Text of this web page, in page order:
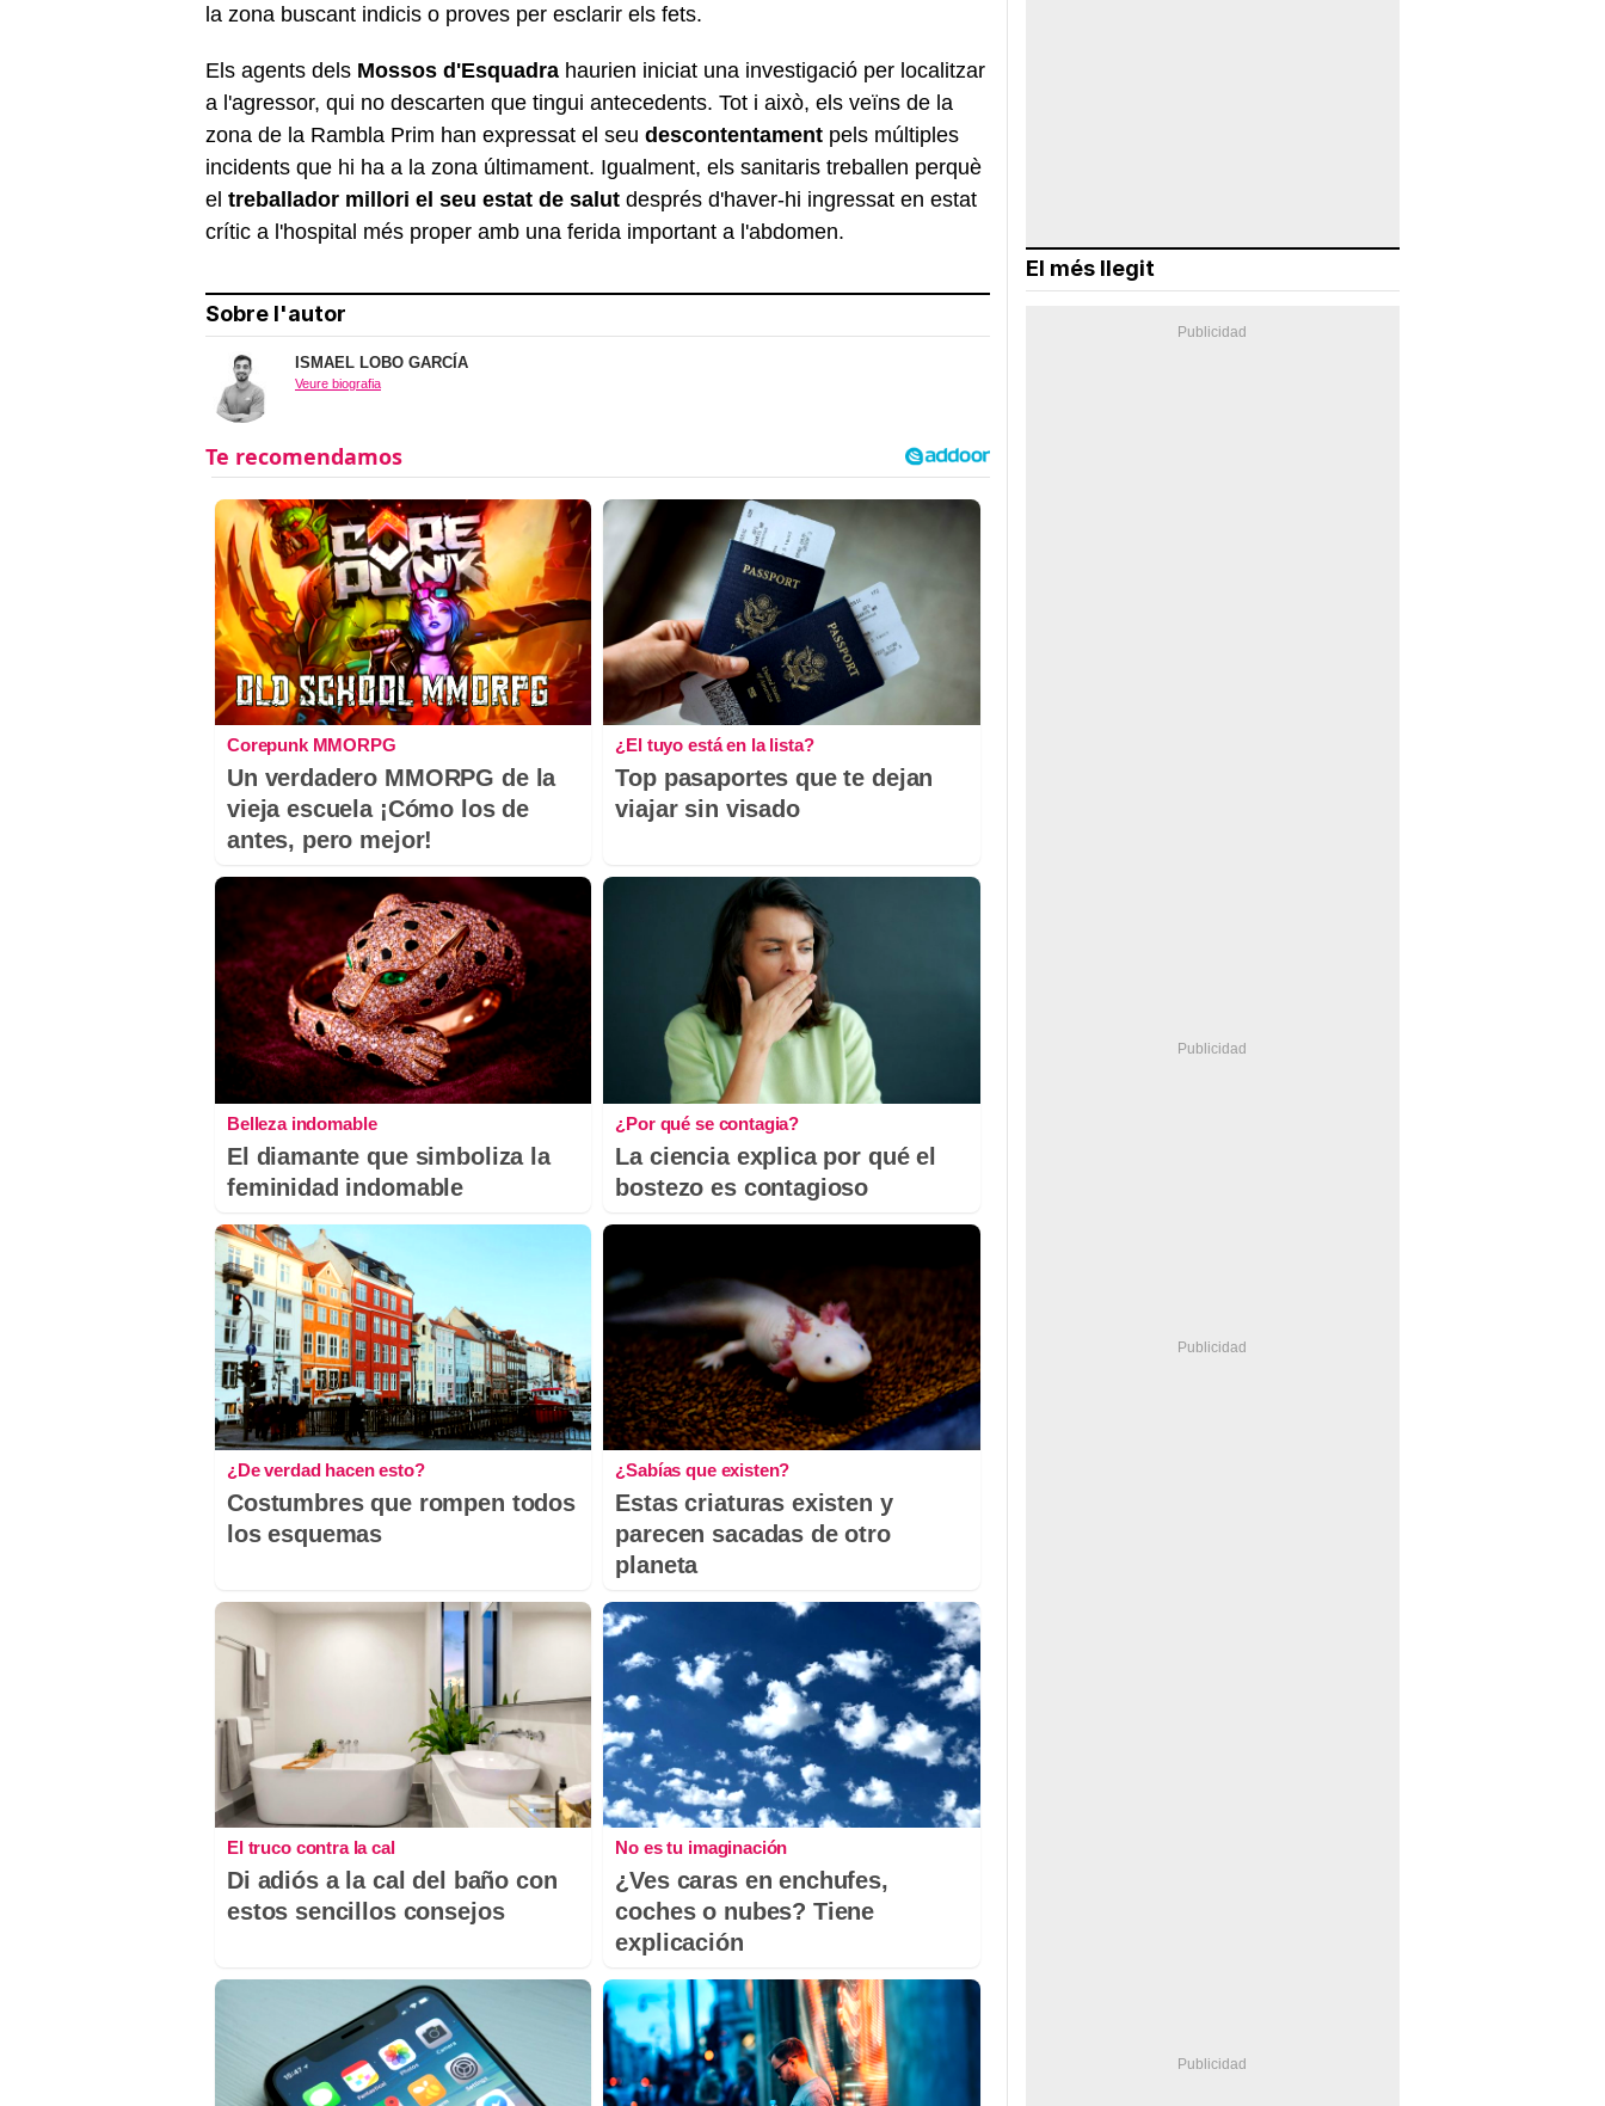
la zona buscant indicis o proves per esclarir els fets.
Els agents dels Mossos d'Esquadra haurien iniciat una investigació per localitzar
a l'agressor, qui no descarten que tingui antecedents. Tot i això, els veïns de la
zona de la Rambla Prim han expressat el seu descontentament pels múltiples
incidents que hi ha a la zona últimament. Igualment, els sanitaris treballen perquè
el treballador millori el seu estat de salut després d'haver-hi ingressat en estat
crític a l'hospital més proper amb una ferida important a l'abdomen.
Sobre l'autor
ISMAEL LOBO GARCÍA
Veure biografia
Corepunk MMORPG
Un verdadero MMORPG de la
vieja escuela ¡Cómo los de
antes, pero mejor!
¿El tuyo está en la lista?
Top pasaportes que te dejan
viajar sin visado
Belleza indomable
El diamante que simboliza la
feminidad indomable
¿Por qué se contagia?
La ciencia explica por qué el
bostezo es contagioso
¿De verdad hacen esto?
Costumbres que rompen todos
los esquemas
¿Sabías que existen?
Estas criaturas existen y
parecen sacadas de otro
planeta
El truco contra la cal
Di adiós a la cal del baño con
estos sencillos consejos
No es tu imaginación
¿Ves caras en enchufes,
coches o nubes? Tiene
explicación
El més llegit